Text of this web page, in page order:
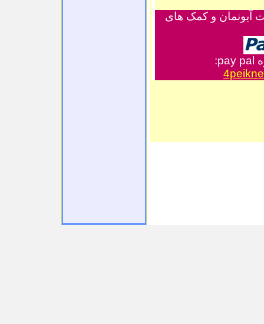
آبونمان و کمک های
pay pal
: